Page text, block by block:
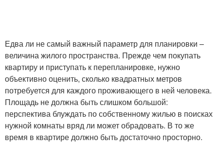
Едва ли не самый важный параметр для планировки –
величина жилого пространства. Прежде чем покупать
квартиру и приступать к перепланировке, нужно
объективно оценить, сколько квадратных метров
потребуется для каждого проживающего в ней человека.
Площадь не должна быть слишком большой:
перспектива блуждать по собственному жилью в поисках
нужной комнаты вряд ли может обрадовать. В то же
время в квартире должно быть достаточно просторно.